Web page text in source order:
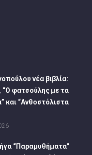
νέα βιβλία:
“Ο φατσούλης με τα
και “Ανθοστόλιστα
“Παραμυθήματα”